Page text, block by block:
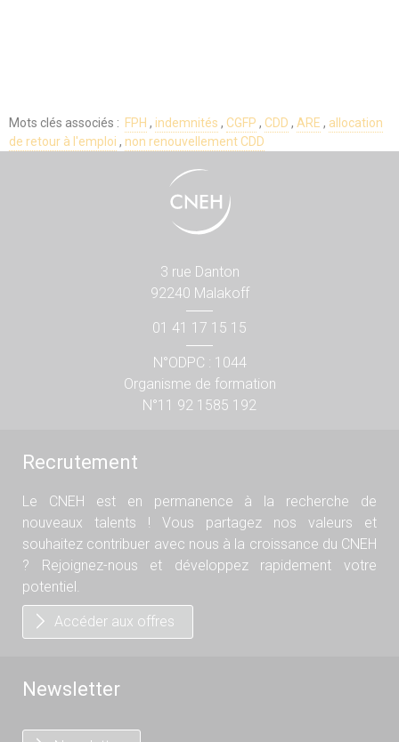
Mots clés associés : FPH , indemnités , CGFP , CDD , ARE , allocation
de retour à l'emploi , non renouvellement CDD
3 rue Danton
92240 Malakoff
01 41 17 15 15
N°ODPC : 1044
Organisme de formation
N°11 92 1585 192
Recrutement
Le CNEH est en permanence à la recherche de
nouveaux talents ! Vous partagez nos valeurs et
souhaitez contribuer avec nous à la croissance du CNEH
? Rejoignez-nous et développez rapidement votre
potentiel.
Accéder aux offres
Newsletter